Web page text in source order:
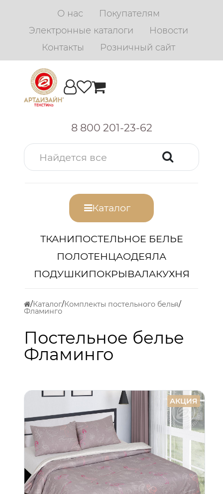
О нас
Покупателям
Электронные каталоги
Новости
Контакты
Розничный сайт
8 800 201-23-62
Каталог
ТКАНИПОСТЕЛЬНОЕ БЕЛЬЕ
ПОЛОТЕНЦАОДЕЯЛА
ПОДУШКИПОКРЫВАЛАКУХНЯ
Каталог Комплекты постельного белья
Фламинго
Постельное белье
Фламинго
АКЦИЯ